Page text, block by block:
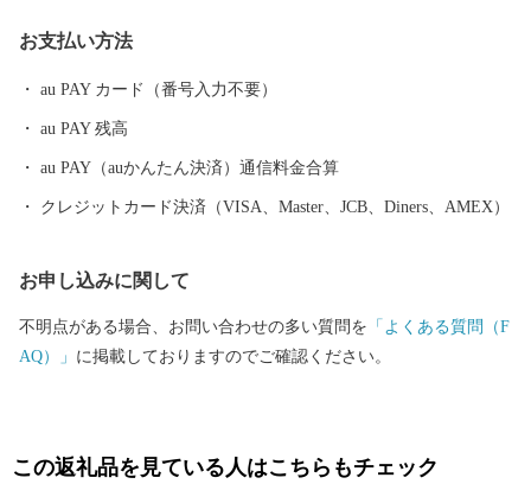
はその姿を見ることはできなくなりましたが、 当時の尼崎城西三
の丸エリアにあたる尼崎城址公園内に本丸の一部である 天守が整
崎城が蘇りました。
お支払い方法
au PAY カード（番号入力不要）
au PAY 残高
au PAY（auかんたん決済）通信料金合算
クレジットカード決済（VISA、Master、JCB、Diners、AMEX）
お申し込みに関して
不明点がある場合、お問い合わせの多い質問を 「よくある質問（F
AQ）」 に掲載しておりますのでご確認ください。
この返礼品を見ている人はこちらもチェック